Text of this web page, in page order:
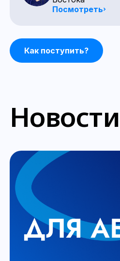
Посмотреть
Как поступить?
Новости